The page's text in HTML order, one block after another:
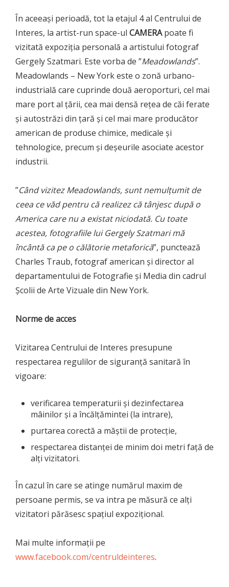
În aceeași perioadă, tot la etajul 4 al Centrului de
Interes, la artist-run space-ul CAMERApoate fi
vizitată expoziția personală a artistului fotograf
Gergely Szatmari. Este vorba de ”Meadowlands”.
Meadowlands – New York este o zonă urbano-
industrială care cuprinde două aeroporturi, cel mai
mare port al țării, cea mai densă rețea de căi ferate
și autostrăzi din țară și cel mai mare producător
american de produse chimice, medicale și
tehnologice, precum și deșeurile asociate acestor
industrii.
”Când vizitez Meadowlands, sunt nemulțumit de
ceea ce văd pentru că realizez că tânjesc după o
America care nu a existat niciodată. Cu toate
acestea, fotografiile lui Gergely Szatmari mă
încântă ca pe o călătorie metaforică”, punctează
Charles Traub, fotograf american și director al
departamentului de Fotografie și Media din cadrul
Școlii de Arte Vizuale din New York.
Norme de acces
Vizitarea Centrului de Interes presupune
respectarea regulilor de siguranță sanitară în
vigoare:
verificarea temperaturii și dezinfectarea
mâinilor și a încălțămintei (la intrare),
purtarea corectă a măștii de protecție,
respectarea distanței de minim doi metri față de
alți vizitatori.
În cazul în care se atinge numărul maxim de
persoane permis, se va intra pe măsură ce alți
vizitatori părăsesc spațiul expozițional.
Mai multe informații pe
www.facebook.com/centruldeinteres.